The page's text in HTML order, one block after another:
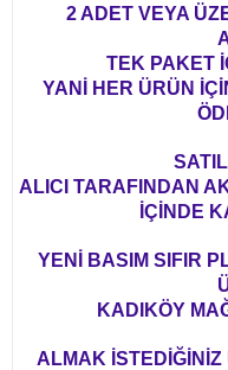
2 ADET VEYA
TEK PAKET
YANİ HER ÜRÜN
ALICI TARAFINDAN
İÇİNDE
YENİ BASIM SIFIR
KADIKÖY
ALMAK İSTEDİĞİNİZ